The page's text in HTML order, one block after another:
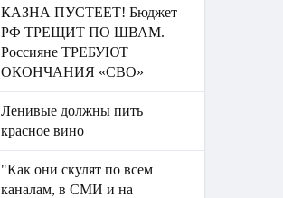
КАЗНА ПУСТЕЕТ! Бюджет
РФ ТРЕЩИТ ПО ШВАМ.
Россияне ТРЕБУЮТ
ОКОНЧАНИЯ «СВО»
Ленивые должны пить
красное вино
"Как они скулят по всем
каналам, в СМИ и на